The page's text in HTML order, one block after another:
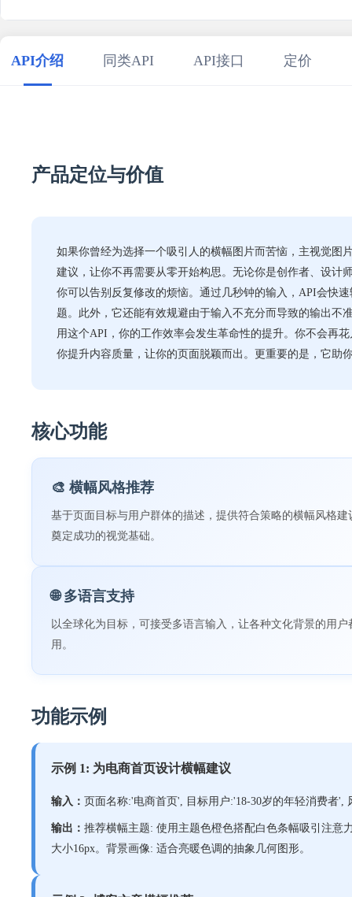
30
32
// 使用示例
API介绍 同类API API接口 定价
产品定位与价值
如果你曾经为选择一个吸引人的横幅图片而苦恼，主视觉图
建议，让你不再需要从零开始构思。无论你是创作者、设计
你可以告别反复修改的烦恼。通过几秒钟的输入，API会快
题。此外，它还能有效规避由于输入不充分而导致的输出不
用这个API，你的工作效率会发生革命性的提升。你不会再
你提升内容质量，让你的页面脱颖而出。更重要的是，它助
核心功能
🎨 横幅风格推荐
基于页面目标与用户群体的描述，提供符合策略的横幅风格建
奠定成功的视觉基础。
🌐 多语言支持
以全球化为目标，可接受多语言输入，让各种文化背景的用户
用。
功能示例
示例 1: 为电商首页设计横幅建议
输入： 页面名称:'电商首页', 目标用户:'18-30岁的年轻消费者
输出： 推荐横幅主题: 使用主题色橙色搭配白色条幅吸引注意
大小16px。背景画像: 适合亮暖色调的抽象几何图形。